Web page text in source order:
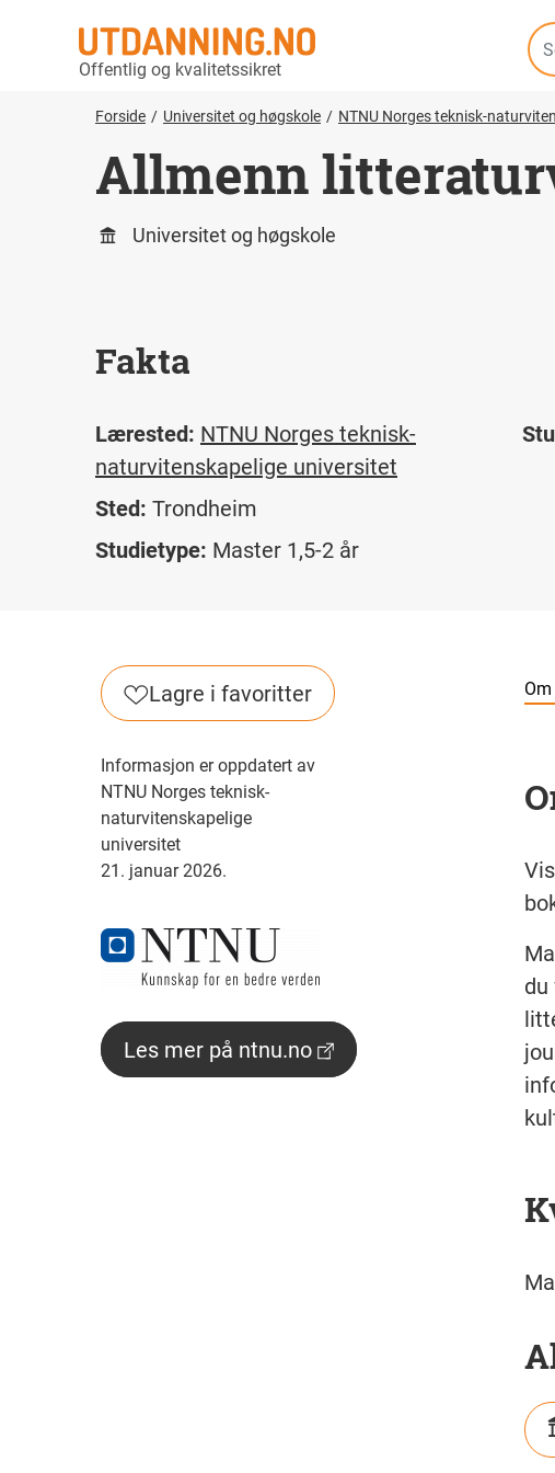
Offentlig og kvalitetssikret
Forside Universitet og høgskole NTNU Norges teknisk-
Allmenn
Universitet og høgskole
Fakta
Lærested: NTNU Norges teknisk-
naturvitenskapelige universitet
Sted: Trondheim
Studietype: Master 1,5-2 år
Lagre i favoritter
Informasjon er oppdatert av
NTNU Norges teknisk-
naturvitenskapelige
universitet
21. januar 2026.
Les mer på ntnu.no
du